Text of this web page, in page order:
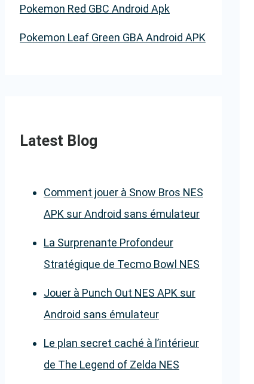
Pokemon Red GBC Android Apk
Pokemon Leaf Green GBA Android APK
Latest Blog
Comment jouer à Snow Bros NES
APK sur Android sans émulateur
La Surprenante Profondeur
Stratégique de Tecmo Bowl NES
Jouer à Punch Out NES APK sur
Android sans émulateur
Le plan secret caché à l’intérieur
de The Legend of Zelda NES